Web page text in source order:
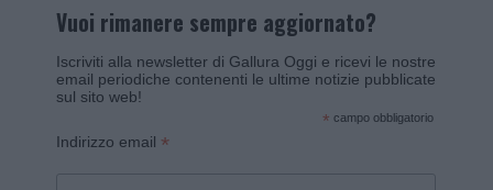
Vuoi rimanere sempre aggiornato?
Iscriviti alla newsletter di Gallura Oggi e ricevi le nostre
email periodiche contenenti le ultime notizie pubblicate
sul sito web!
* campo obbligatorio
Indirizzo email *